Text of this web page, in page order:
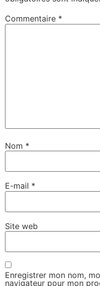
Commentaire *
Nom *
E-mail *
Site web
Enregistrer mon nom,
navigateur pour mon